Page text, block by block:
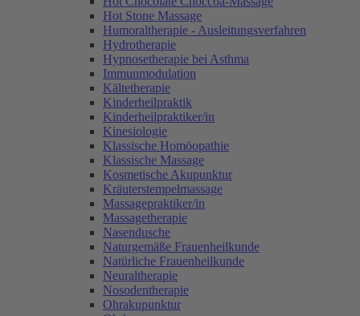
Hot Stone Massage
Humoraltherapie - Ausleitungsverfahren
Hydrotherapie
Hypnosetherapie bei Asthma
Immunmodulation
Kältetherapie
Kinderheilpraktik
Kinderheilpraktiker/in
Kinesiologie
Klassische Homöopathie
Klassische Massage
Kosmetische Akupunktur
Kräuterstempelmassage
Massagepraktiker/in
Massagetherapie
Nasendusche
Naturgemäße Frauenheilkunde
Natürliche Frauenheilkunde
Neuraltherapie
Nosodentherapie
Ohrakupunktur